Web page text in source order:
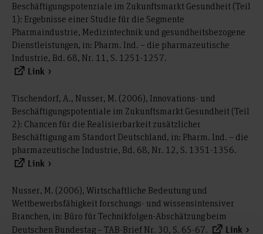
Beschäftigungspotenziale im Zukunftsmarkt Gesundheit (Teil
1): Ergebnisse einer Studie für die Segmente
Pharmaindustrie, Medizintechnik und gesundheitsbezogene
Dienstleistungen, in: Pharm. Ind. – die pharmazeutische
Industrie, Bd. 68, Nr. 11, S. 1251-1257.
Link
Tischendorf, A., Nusser, M. (2006), Innovations- und
Beschäftigungspotentiale im Zukunftsmarkt Gesundheit (Teil
2): Chancen für die Realisierbarkeit zusätzlicher
Beschäftigung am Standort Deutschland, in: Pharm. Ind. – die
pharmazeutische Industrie, Bd. 68, Nr. 12, S. 1351-1356.
Link
Nusser, M. (2006), Wirtschaftliche Bedeutung und
Wettbewerbsfähigkeit forschungs- und wissensintensiver
Branchen, in: Büro für Technikfolgen-Abschätzung beim
Deutschen Bundestag – TAB-Brief Nr. 30, S. 65-67.
Link